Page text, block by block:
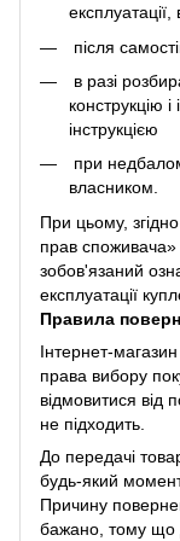
експлуатації,
після
в разі
конструкцію
інструкцією
при
власником.
При цьому,
прав споживача»
зобов'язаний
експлуатації
Правила
Інтернет-
права вибору
відмовитися від
не підходить.
До передачі
будь-який
Причину
бажано, тому що